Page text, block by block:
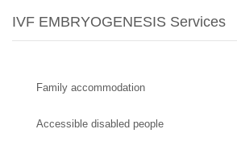
IVF EMBRYOGENESIS Services
Family accommodation
Accessible disabled people